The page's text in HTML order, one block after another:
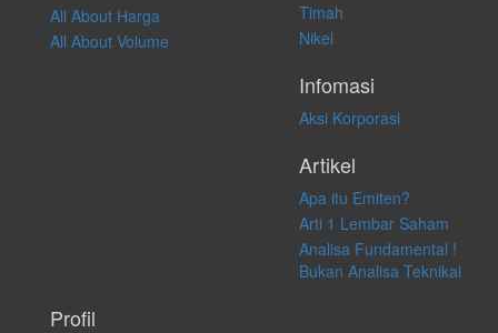
All About Harga
All About Volume
Timah
Nikel
Infomasi
Aksi Korporasi
Artikel
Apa itu Emiten?
Arti 1 Lembar Saham
Analisa Fundamental !
Bukan Analisa Teknikal
Profil